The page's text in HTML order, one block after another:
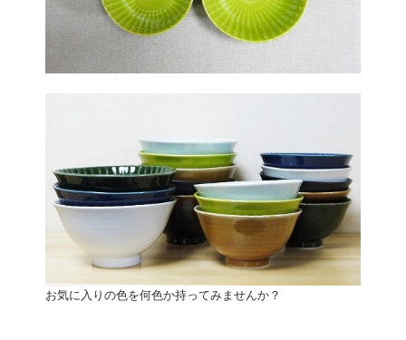
お気に入りの色を何色か持ってみませんか？